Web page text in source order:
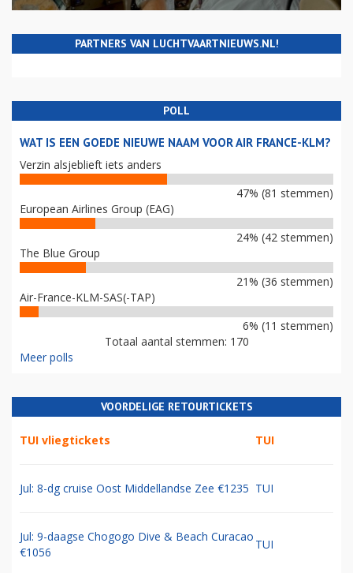
PARTNERS VAN LUCHTVAARTNIEUWS.NL!
POLL
WAT IS EEN GOEDE NIEUWE NAAM VOOR AIR FRANCE-KLM?
Verzin alsjeblieft iets anders
47% (81 stemmen)
European Airlines Group (EAG)
24% (42 stemmen)
The Blue Group
21% (36 stemmen)
Air-France-KLM-SAS(-TAP)
6% (11 stemmen)
Totaal aantal stemmen: 170
Meer polls
VOORDELIGE RETOURTICKETS
TUI vliegtickets TUI
Jul: 8-dg cruise Oost Middellandse Zee €1235 TUI
Jul: 9-daagse Chogogo Dive & Beach Curacao
€1056
TUI